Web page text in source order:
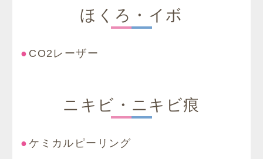
ほくろ・イボ
CO2レーザー
ニキビ・ニキビ痕
ケミカルピーリング